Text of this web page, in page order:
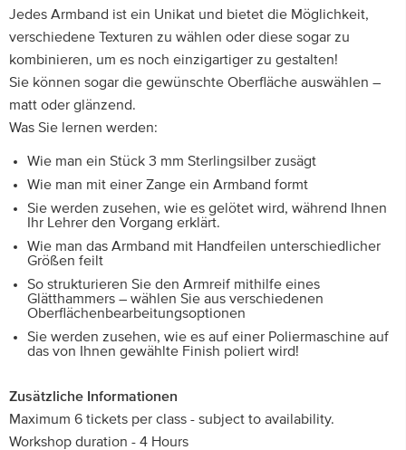
Jedes Armband ist ein Unikat und bietet die Möglichkeit,
verschiedene Texturen zu wählen oder diese sogar zu
kombinieren, um es noch einzigartiger zu gestalten!
Sie können sogar die gewünschte Oberfläche auswählen –
matt oder glänzend.
Was Sie lernen werden:
Wie man ein Stück 3 mm Sterlingsilber zusägt
Wie man mit einer Zange ein Armband formt
Sie werden zusehen, wie es gelötet wird, während Ihnen
Ihr Lehrer den Vorgang erklärt.
Wie man das Armband mit Handfeilen unterschiedlicher
Größen feilt
So strukturieren Sie den Armreif mithilfe eines
Glätthammers – wählen Sie aus verschiedenen
Oberflächenbearbeitungsoptionen
Sie werden zusehen, wie es auf einer Poliermaschine auf
das von Ihnen gewählte Finish poliert wird!
Zusätzliche Informationen
Maximum 6 tickets per class - subject to availability.
Workshop duration - 4 Hours